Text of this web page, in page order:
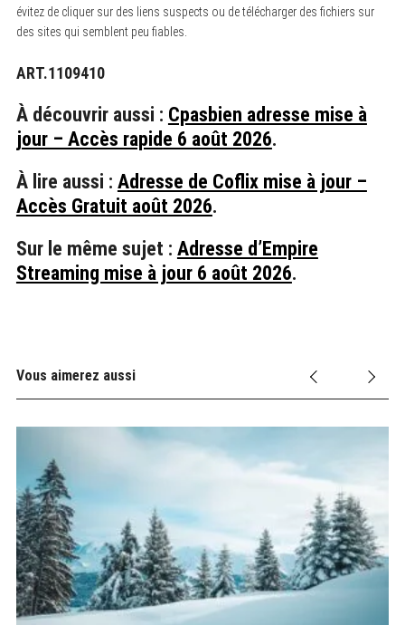
évitez de cliquer sur des liens suspects ou de télécharger des fichiers sur
des sites qui semblent peu fiables.
ART.1109410
À découvrir aussi : Cpasbien adresse mise à
jour – Accès rapide 6 août 2026.
À lire aussi : Adresse de Coflix mise à jour –
Accès Gratuit août 2026.
Sur le même sujet : Adresse d’Empire
Streaming mise à jour 6 août 2026.
Vous aimerez aussi